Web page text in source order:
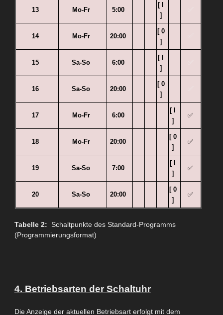
13 Mo-Fr 5:00
[ I
]
14 Mo-Fr 20:00
[ 0
]
15 Sa-So 6:00
[ I
]
16 Sa-So 20:00
[ 0
]
17 Mo-Fr 6:00
[ I
]
✅
18 Mo-Fr 20:00
[ 0
]
✅
19 Sa-So 7:00
[ I
]
✅
20 Sa-So 20:00
[ 0
]
✅
Tabelle 2: Schaltpunkte des Standard-Programms
(Programmierungsformat)
4. Betriebsarten der Schaltuhr
Die Anzeige der aktuellen Betriebsart erfolgt mit dem